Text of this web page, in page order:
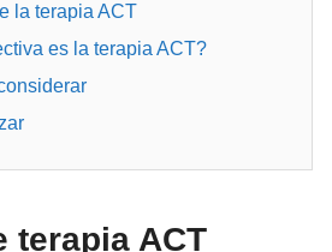
la terapia ACT
es la terapia ACT?
terapia ACT